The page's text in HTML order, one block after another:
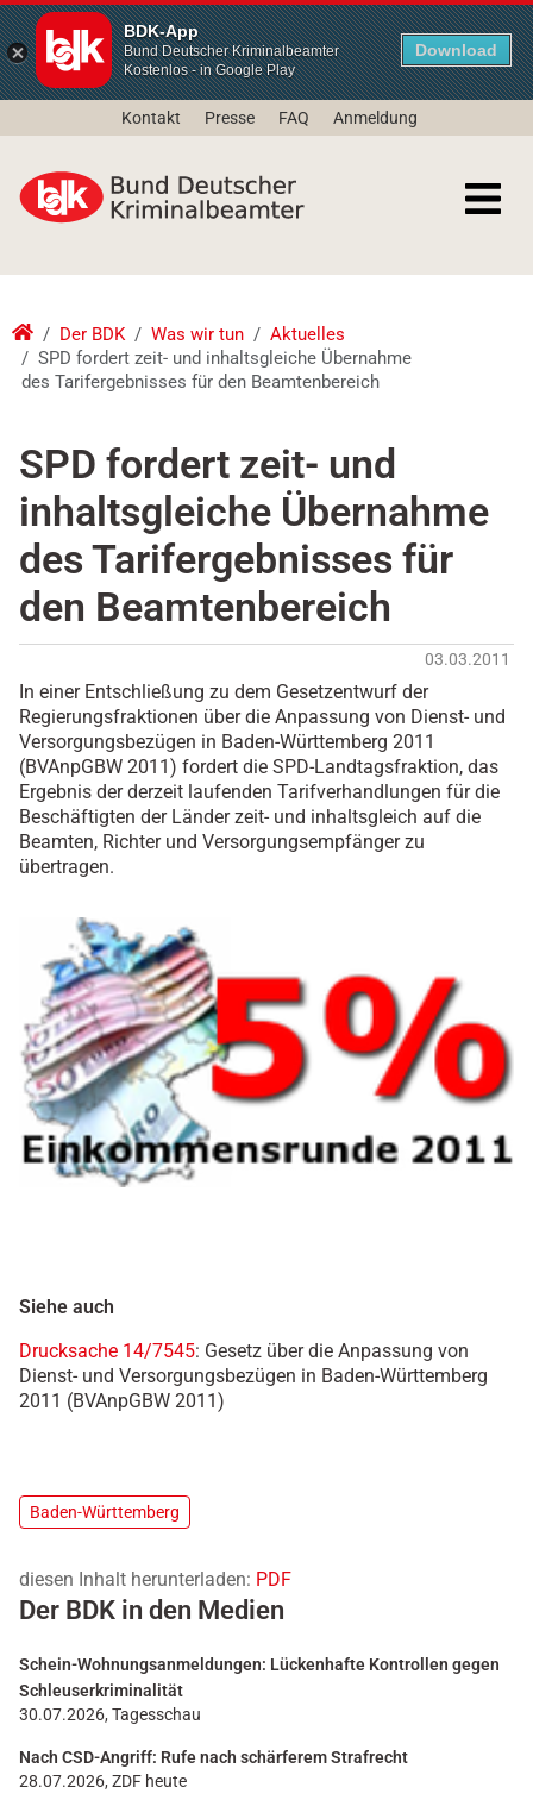
BDK-App
Bund Deutscher Kriminalbeamter
Kostenlos - in Google Play
Download
Kontakt Presse FAQ Anmeldung
Der BDK Was wir tun
Aktuelles
SPD fordert zeit- und inhaltsgleiche Übernahme
des Tarifergebnisses für den Beamtenbereich
SPD fordert zeit- und
inhaltsgleiche Übernahme
des Tarifergebnisses für
den Beamtenbereich
03.03.2011
In einer Entschließung zu dem Gesetzentwurf der
Regierungsfraktionen über die Anpassung von Dienst- und
Versorgungsbezügen in Baden-Württemberg 2011
(BVAnpGBW 2011) fordert die SPD-Landtagsfraktion, das
Ergebnis der derzeit laufenden Tarifverhandlungen für die
Beschäftigten der Länder zeit- und inhaltsgleich auf die
Beamten, Richter und Versorgungsempfänger zu
übertragen.
Siehe auch
Drucksache 14/7545: Gesetz über die Anpassung von
Dienst- und Versorgungsbezügen in Baden-Württemberg
2011 (BVAnpGBW 2011)
Baden-Württemberg
diesen Inhalt herunterladen: PDF
Der BDK in den Medien
Schein-Wohnungsanmeldungen: Lückenhafte Kontrollen gegen
Schleuserkriminalität
30.07.2026, Tagesschau
Nach CSD-Angriff: Rufe nach schärferem Strafrecht
28.07.2026, ZDF heute